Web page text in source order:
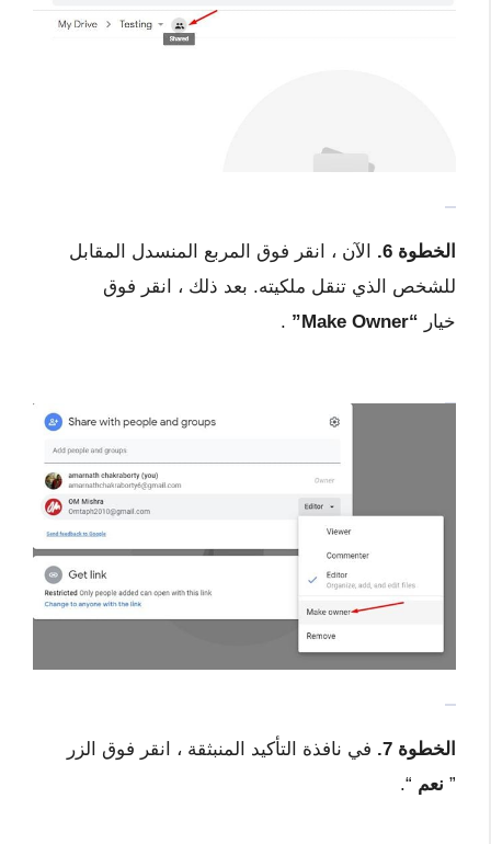
الخطوة 6.
الآن ، انقر فوق المربع المنسدل المقابل
للشخص الذي تنقل ملكيته. بعد ذلك ، انقر فوق
خيار “Make Owner”
.
الخطوة 7.
في نافذة التأكيد المنبثقة ، انقر فوق الزر
” نعم “.